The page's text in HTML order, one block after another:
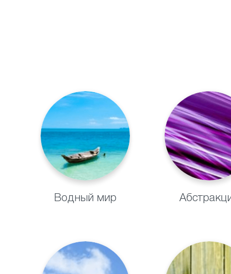
Водный мир